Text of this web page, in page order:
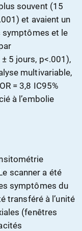
souvent (15
et avaient un
symptômes et le
5 jours, p<.001),
multivariable,
= 3,8 IC95%
à l’embolie
scanner a été
symptômes du
transféré à l’unité
(fenêtres